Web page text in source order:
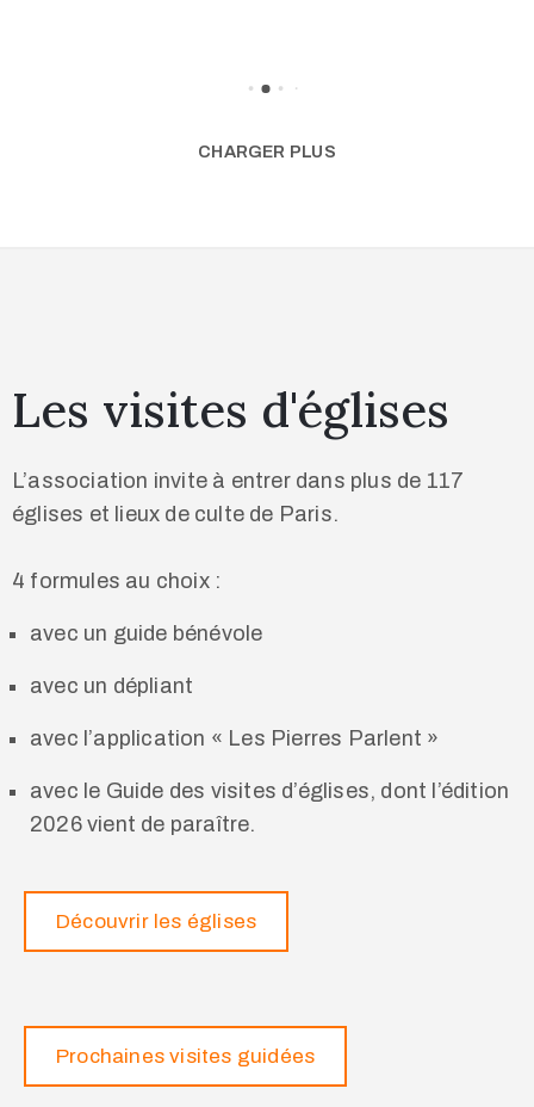
CHARGER PLUS
Les visites d'églises
L’association invite à entrer dans plus de 117
églises et lieux de culte de Paris.
4 formules au choix :
avec un guide bénévole
avec un dépliant
avec l’application « Les Pierres Parlent »
avec le Guide des visites d’églises, dont l’édition
2026 vient de paraître.
Découvrir les églises
Prochaines visites guidées